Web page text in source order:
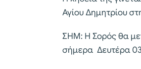
Αγίου Δημητρίου
ΣΗΜ: Η Σορός θα
σήμερα Δευτέρα